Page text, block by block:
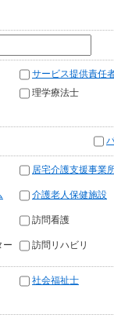
サービス提供責任
理学療法士
居宅介護支援事業
介護老人保健施設
訪問看護
ー 訪問リハビリ
社会福祉士